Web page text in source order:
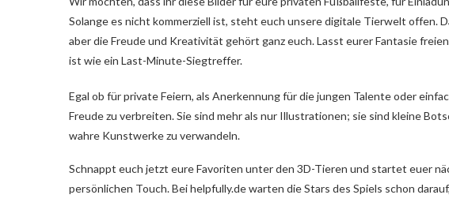
Solange es nicht kommerziell ist, steht euch unsere digitale Tierwelt offen.
aber die Freude und Kreativität gehört ganz euch. Lasst eurer Fantasie
ist wie ein Last-Minute-Siegtreffer.
Egal ob für private Feiern, als Anerkennung für die jungen Talente oder
Freude zu verbreiten. Sie sind mehr als nur Illustrationen; sie sind kleine
wahre Kunstwerke zu verwandeln.
Schnappt euch jetzt eure Favoriten unter den 3D-Tieren und startet euer
persönlichen Touch. Bei helpfully.de warten die Stars des Spiels schon